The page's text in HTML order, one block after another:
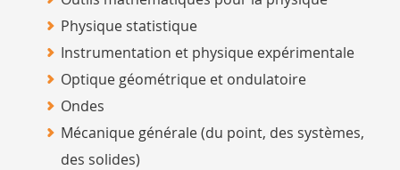
Physique statistique
Instrumentation et physique expérimentale
Optique géométrique et ondulatoire
Ondes
Mécanique générale (du point, des systèmes,
des solides)